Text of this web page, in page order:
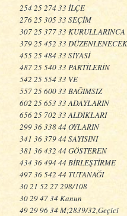
254 25 274 33 İLÇE
276 25 305 33 SEÇİM
307 25 377 33 KURULLARINCA
379 25 452 33 DÜZENLENECEK
455 25 484 33 SİYASİ
487 25 540 33 PARTİLERİN
542 25 554 33 VE
557 25 600 33 BAĞIMSIZ
602 25 653 33 ADAYLARIN
656 25 702 33 ALDIKLARI
299 36 338 44 OYLARIN
341 36 379 44 SAYISINI
381 36 432 44 GÖSTEREN
434 36 494 44 BİRLEŞTİRME
497 36 542 44 TUTANAĞI
30 21 52 27 298/108
30 29 47 34 Kanun
49 29 96 34 M;2839/32,Geçici